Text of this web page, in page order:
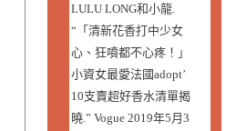
LULU LONG和小龍.
“「清新花香打中少女
心、狂噴都不心疼！」
小資女最愛法國adopt’
10支賣超好香水清單揭
曉.” Vogue 2019年5月3